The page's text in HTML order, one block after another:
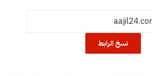
نسخ الرابط